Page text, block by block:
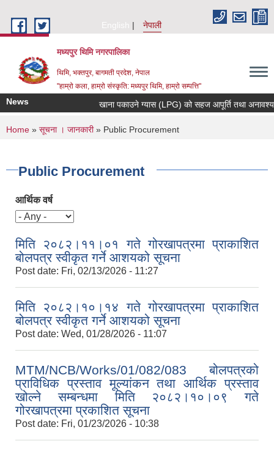
English
नेपाली
मध्यपुर थिमि नगरपालिका
थिमि, भक्तपुर, बागमती प्रदेश, नेपाल
"हाम्रो कला, हाम्रो संस्कृति: मध्यपुर थिमि, हाम्रो सम्पत्ति"
News खाना पकाउने ग्यास (LPG) को सहज आपूर्ति तथा
You are here
Home » सूचना । जानकारी» Public Procurement
Public Procurement
आर्थिक वर्ष
मिति २०८२।११।०१ गते गोरखापत्रमा प्राकाशित
बोलपत्र स्वीकृत गर्ने आशयको सूचना
Post date: Fri, 02/13/2026 - 11:27
मिति २०८२।१०।१४ गते गोरखापत्रमा प्राकाशित
बोलपत्र स्वीकृत गर्ने आशयको सूचना
Post date: Wed, 01/28/2026 - 11:07
MTM/NCB/Works/01/082/083 बोलपत्रको
प्राविधिक प्रस्ताव मूल्यांकन तथा आर्थिक प्रस्ताव
खोल्ने सम्बन्धमा मिति २०८२।१०।०९ गते
गोरखापत्रमा प्रकाशित सूचना
Post date: Fri, 01/23/2026 - 10:38